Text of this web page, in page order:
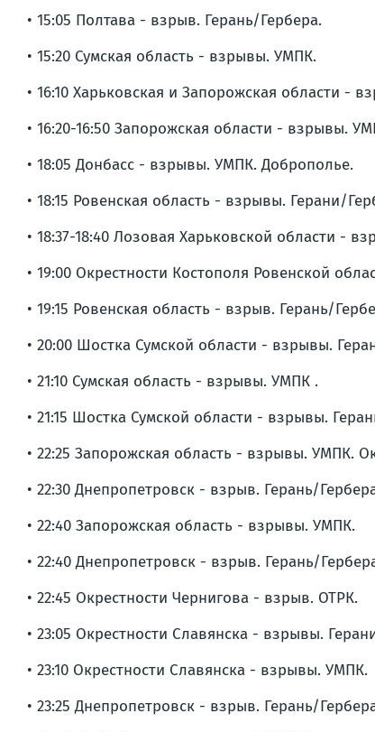
• 15:05 Полтава - взрыв. Герань/Гербера.
• 15:20 Сумская область - взрывы. УМПК.
• 16:10 Харьковская и Запорожская области
• 16:20-16:50 Запорожская области - взрывы.
• 18:05 Донбасс - взрывы. УМПК. Доброполье.
• 18:15 Ровенская область - взрывы. Герани/
• 18:37-18:40 Лозовая Харьковской области -
• 19:00 Окрестности Костополя Ровенской
• 19:15 Ровенская область - взрыв. Герань/
• 20:00 Шостка Сумской области - взрывы.
• 21:10 Сумская область - взрывы. УМПК .
• 21:15 Шостка Сумской области - взрывы.
• 22:25 Запорожская область - взрывы. УМПК.
• 22:30 Днепропетровск - взрыв. Герань/
• 22:40 Запорожская область - взрывы. УМПК.
• 22:40 Днепропетровск - взрыв. Герань/
• 22:45 Окрестности Чернигова - взрыв. ОТРК.
• 23:05 Окрестности Славянска - взрывы.
• 23:10 Окрестности Славянска - взрывы. УМПК.
• 23:25 Днепропетровск - взрыв. Герань/